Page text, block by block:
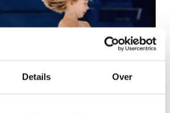
Details Over